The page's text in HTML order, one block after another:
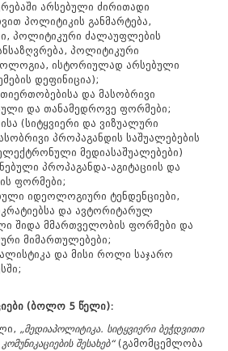
არსებული ძირითადი
პოლიტიკის განმარტება,
პოლიტიკური ძალაუფლების
პოლიტიკური
ისტორიულად არსებული
დეფინიცია);
და მასობრივი
და თანამედროვე ფორმები;
(სიტყვიერი და ვიზუალური
პროპაგანდის საშუალებების
მედიასაშუალებები)
პროპაგანდა-აგიტაციის და
ფორმები;
იდეოლოგიური ტენდენციები,
და ავტორიტარულ
შიდა მმართველობის ფორმები და
მიმართულებები;
და მისი როლი საჯარო
(ბოლო 5 წელი):
„მედიაპოლიტიკა. სიტყვიერი ბეჭდვითი
შესახებ“(გამომცემლობა